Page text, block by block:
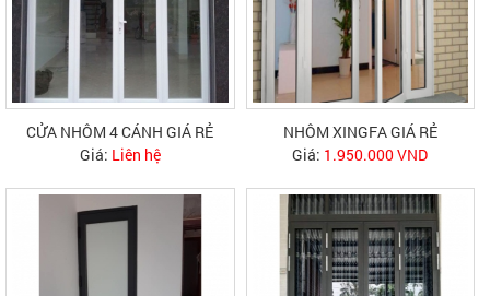
CỬA NHÔM 4 CÁNH GIÁ RẺ
Giá: Liên hệ
NHÔM XINGFA GIÁ RẺ
Giá: 1.950.000 VND